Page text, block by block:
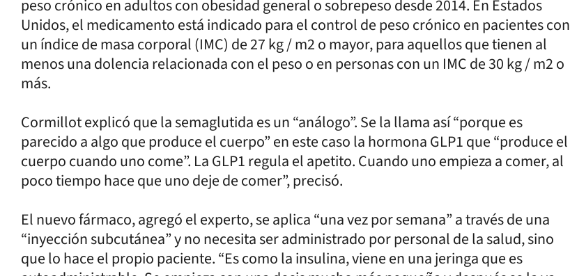
peso crónico en adultos con obesidad general o sobrepeso desde 2014. En Estados
Unidos, el medicamento está indicado para el control de peso crónico en pacientes con
un índice de masa corporal (IMC) de 27 kg / m2 o mayor, para aquellos que tienen al
menos una dolencia relacionada con el peso o en personas con un IMC de 30 kg / m2 o
más.
Cormillot explicó que la semaglutida es un “análogo”. Se la llama así “porque es
parecido a algo que produce el cuerpo” en este caso la hormona GLP1 que “produce el
cuerpo cuando uno come”. La GLP1 regula el apetito. Cuando uno empieza a comer, al
poco tiempo hace que uno deje de comer”, precisó.
El nuevo fármaco, agregó el experto, se aplica “una vez por semana” a través de una
“inyección subcutánea” y no necesita ser administrado por personal de la salud, sino
que lo hace el propio paciente. “Es como la insulina, viene en una jeringa que es